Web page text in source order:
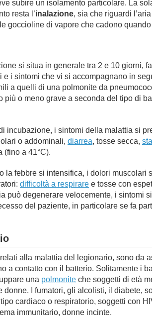
subire un isolamento particolare. La
resta l’inalazione, sia che riguardi
goccioline di vapore che cadono
si situa in generale tra 2 e 10 giorni,
e i sintomi che vi si accompagnano in
a quelli di una polmonite da
più o meno grave a seconda del tipo di
incubazione, i sintomi della malattia si
o addominali, diarrea, tosse secca,
(fino a 41°C).
la febbre si intensifica, i dolori muscolari
difficoltà a respirare e tosse con
può degenerare velocemente, i sintomi
del paziente, in particolare se fa
alla malattia del legionario, sono da
a contatto con il batterio. Solitamente i
una polmonite che soggetti di età
donne. I fumatori, gli alcolisti, il diabete,
cardiaco o respiratorio, soggetti con
immunitario, donne incinte.